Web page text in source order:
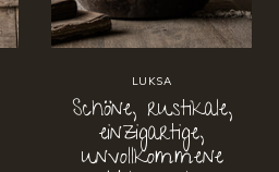
LUKSA
Schöne, rustikale,
einzigartige,
unvollkommene